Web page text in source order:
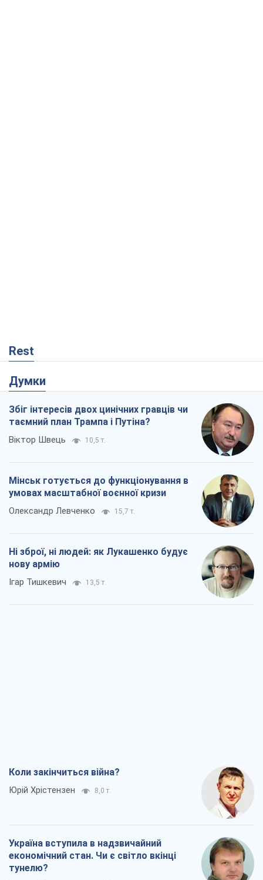
Rest
Думки
Збіг інтересів двох цинічних гравців чи
таємний план Трампа і Путіна?
Віктор Швець 10,5 т.
Мінськ готується до функціонування в
умовах масштабної воєнної кризи
Олександр Левченко 15,7 т.
Ні зброї, ні людей: як Лукашенко будує
нову армію
Ігар Тишкевич 13,5 т.
Коли закінчиться війна?
Юрій Хрістензен 8,0 т.
Україна вступила в надзвичайний
економічний стан. Чи є світло вкінці
тунелю?